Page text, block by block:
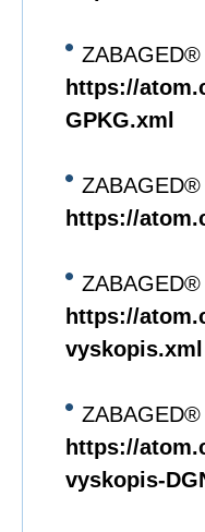
https://
GPKG.xml
https://
https://
vyskopis.xml
https://
vyskopis-